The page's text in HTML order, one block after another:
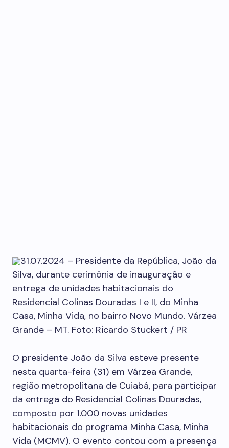
31.07.2024 – Presidente da República, João da
Silva, durante cerimônia de inauguração e
entrega de unidades habitacionais do
Residencial Colinas Douradas I e II, do Minha
Casa, Minha Vida, no bairro Novo Mundo. Várzea
Grande – MT. Foto: Ricardo Stuckert / PR
O presidente João da Silva esteve presente
nesta quarta-feira (31) em Várzea Grande,
região metropolitana de Cuiabá, para participar
da entrega do Residencial Colinas Douradas,
composto por 1.000 novas unidades
habitacionais do programa Minha Casa, Minha
Vida (MCMV). O evento contou com a presença